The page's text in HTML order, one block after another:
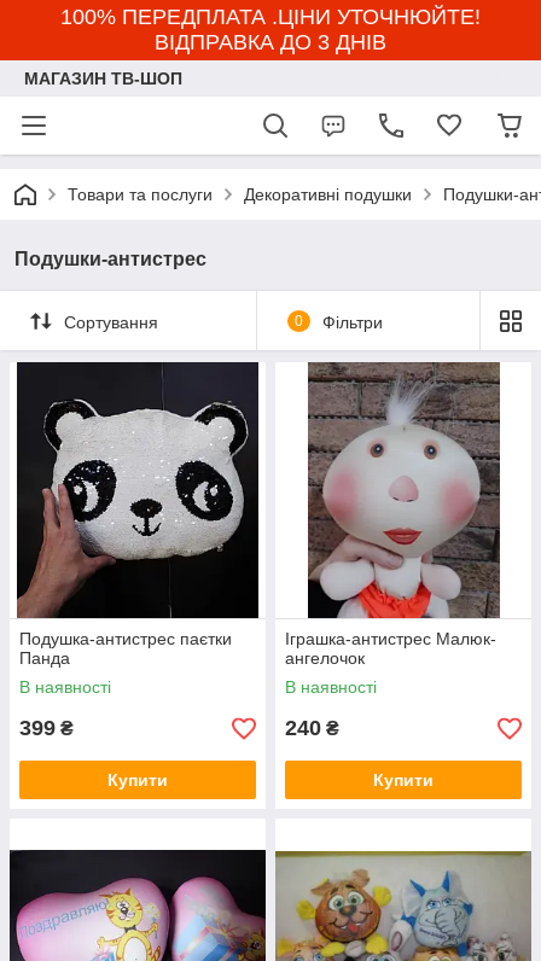
100% ПЕРЕДПЛАТА .ЦІНИ УТОЧНЮЙТЕ!
ВІДПРАВКА ДО 3 ДНІВ
МАГАЗИН ТВ-ШОП
Товари та послуги Декоративні подушки Подушки-
Подушки-антистрес
Сортування 0 Фільтри
Подушка-антистрес паєтки
Панда
В наявності
399 ₴
Купити
Іграшка-антистрес Малюк-
ангелочок
В наявності
240 ₴
Купити